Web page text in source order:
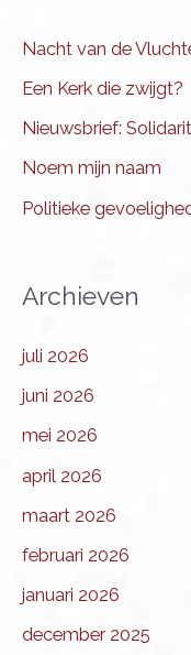
Nacht van de
Een Kerk die zwijgt?
Nieuwsbrief:
Noem mijn naam
Politieke
Archieven
juli 2026
juni 2026
mei 2026
april 2026
maart 2026
februari 2026
januari 2026
december 2025